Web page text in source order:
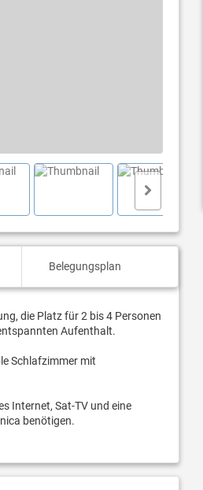
Belegungsplan
die Platz für 2 bis 4 Personen
Aufenthalt.
Schlafzimmer mit
Internet, Sat-TV und eine
benötigen.